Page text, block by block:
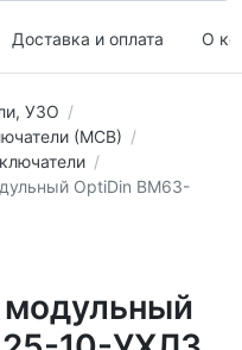
Доставка и оплата О
УЗО
(МСВ)
OptiDin BM63-
модульный